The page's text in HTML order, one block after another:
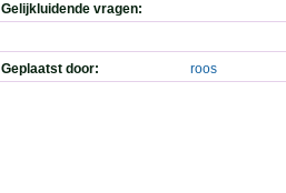
Gelijkluidende vragen:
Geplaatst door: roos